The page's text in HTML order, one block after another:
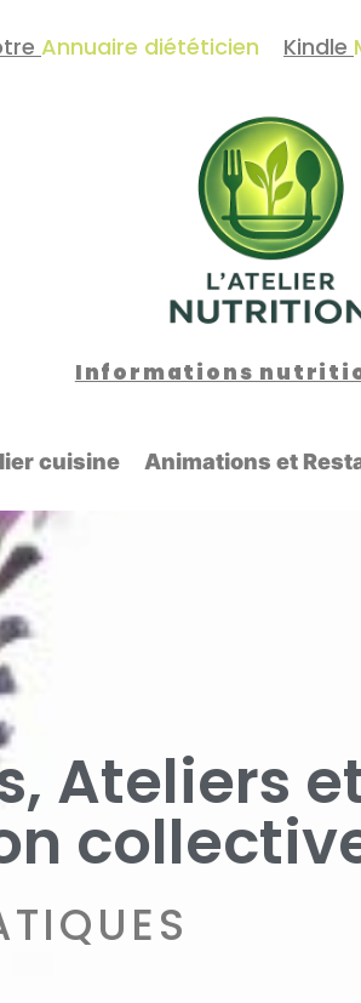
Annuaire diététicien Kindle
Informations
cuisine Animations et
Ateliers